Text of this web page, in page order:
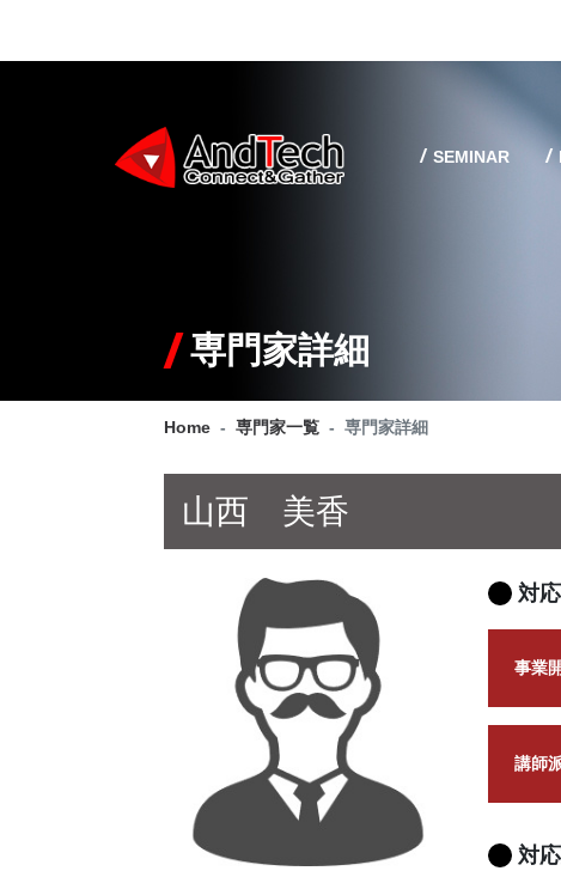
SEMINAR
専門家詳細
Home 専門家一覧 専門家詳細
山西 美香
対
事業
講師
対